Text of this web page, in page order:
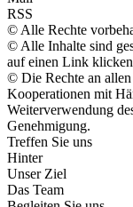
RSS
© Alle Rechte
© Alle Inhalte sind
auf einen Link
© Die Rechte an
Kooperationen mit
Weiterverwendung
Genehmigung.
Treffen Sie uns
Hinter
Unser Ziel
Das Team